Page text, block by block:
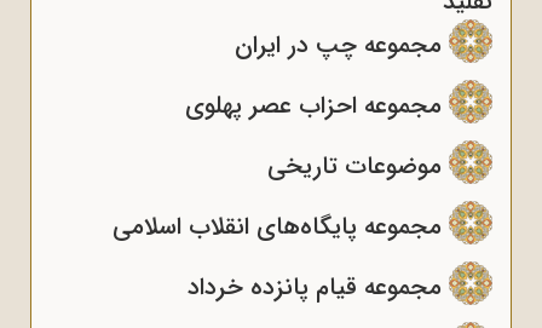
مجموعه چپ در ایران
مجموعه احزاب عصر پهلوی
موضوعات تاریخی
مجموعه پایگاه‌های انقلاب اسلامی
مجموعه قیام پانزده خرداد